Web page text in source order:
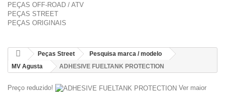
PEÇAS OFF-ROAD / ATV
PEÇAS STREET
PEÇAS ORIGINAIS
Peças Street
Pesquisa marca / modelo
MV Agusta
ADHESIVE FUELTANK PROTECTION
Preço reduzido! Ver maior